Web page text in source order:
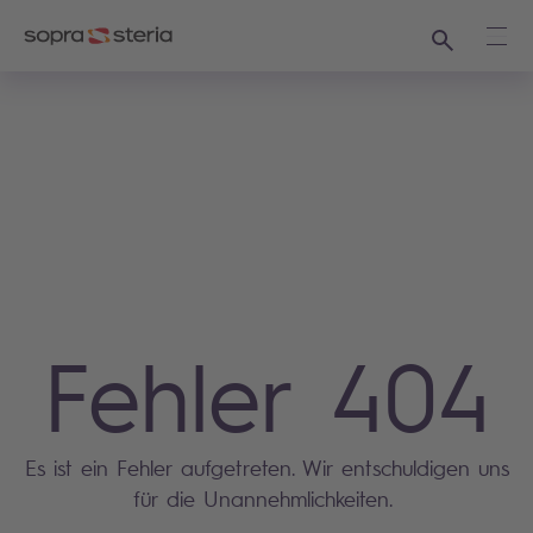
Suchen
Fehler 404
Es ist ein Fehler aufgetreten. Wir entschuldigen uns
für die Unannehmlichkeiten.